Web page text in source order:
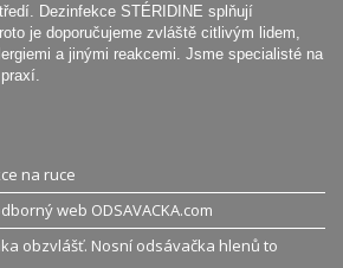
Dezinfekce STÉRIDINE splňují
je doporučujeme zvláště citlivým lidem,
a jinými reakcemi. Jsme specialisté na
na ruce
web ODSAVACKA.com
obzvlášť. Nosní odsávačka hlenů to